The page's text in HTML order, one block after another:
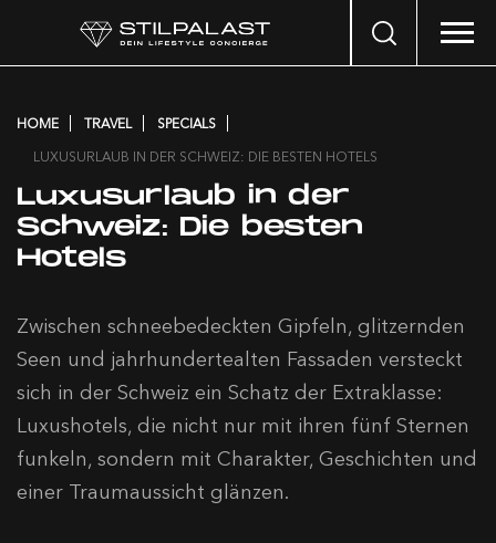
Search
HOME TRAVEL
SPECIALS
LUXUSURLAUB IN DER SCHWEIZ: DIE BESTEN HOTELS
Luxusurlaub in der
Schweiz: Die besten
Hotels
Zwischen schneebedeckten Gipfeln, glitzernden
Seen und jahrhundertealten Fassaden versteckt
sich in der Schweiz ein Schatz der Extraklasse:
Luxushotels, die nicht nur mit ihren fünf Sternen
funkeln, sondern mit Charakter, Geschichten und
einer Traumaussicht glänzen.